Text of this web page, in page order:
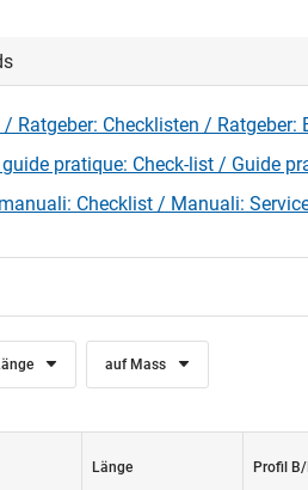
Ratgeber: Checklisten / Ratgeber:
pratique: Check-list / Guide
Checklist / Manuali:
auf Mass
Länge Profil B/